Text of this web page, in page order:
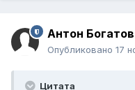
Антон Богатов
Опубликовано 17
Цитата